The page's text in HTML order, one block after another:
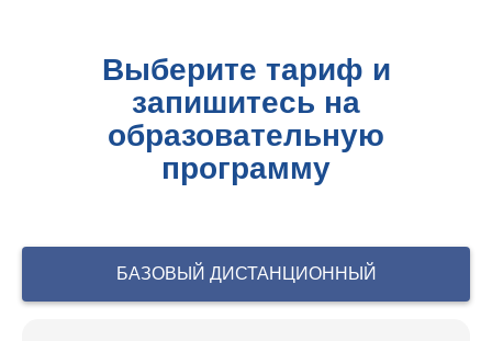
Выберите тариф и
запишитесь на
образовательную
программу
БАЗОВЫЙ ДИСТАНЦИОННЫЙ